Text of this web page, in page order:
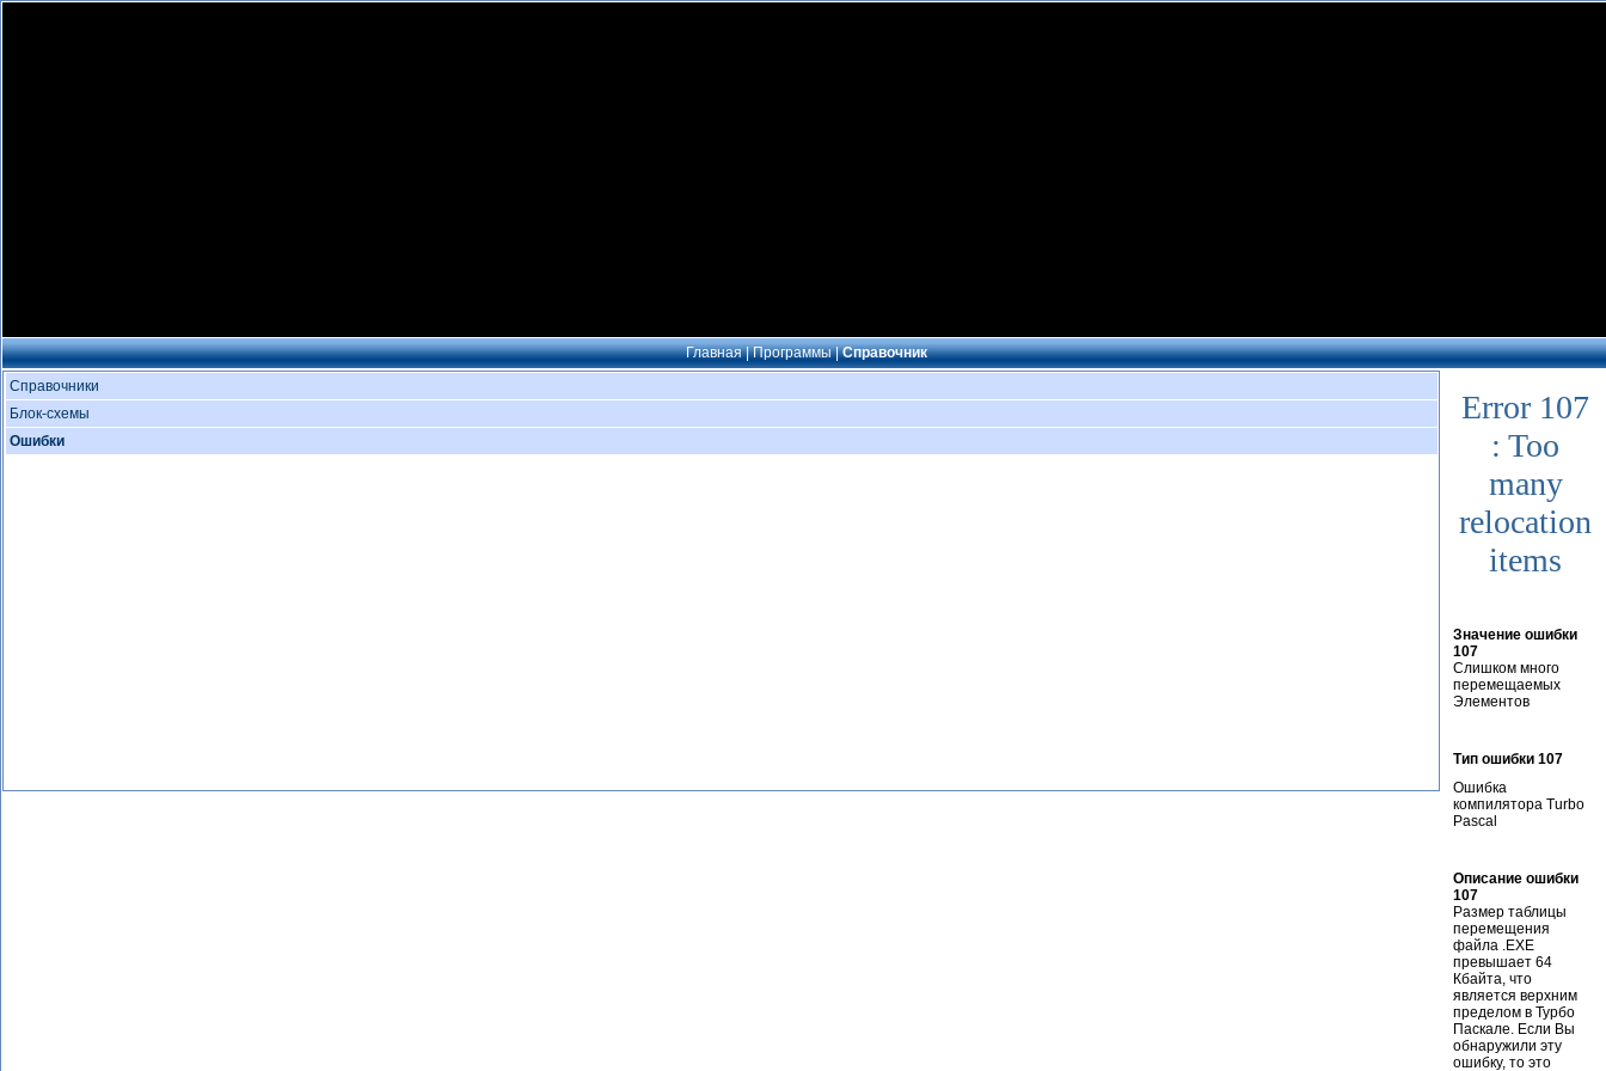
Главная|Программы|Справочник
Справочники
Блок-схемы
Ошибки
Error 107
: Too
many
relocation
items
Значение ошибки
107
Слишком много
перемещаемых
Элементов
Тип ошибки 107
Ошибка
компилятора Turbo
Pascal
Описание ошибки
107
Размер таблицы
перемещения
файла .ЕХЕ
превышает 64
Кбайта, что
является верхним
пределом в Турбо
Паскале. Если Вы
обнаружили эту
ошибку, то это